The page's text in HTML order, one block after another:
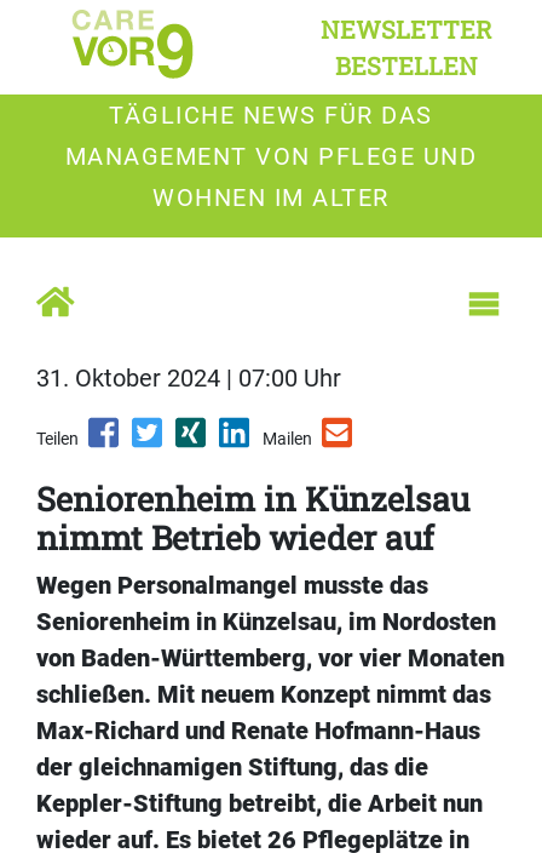
NEWSLETTER
BESTELLEN
TÄGLICHE NEWS FÜR DAS
MANAGEMENT VON PFLEGE UND
WOHNEN IM ALTER
31. Oktober 2024 | 07:00 Uhr
Teilen Mailen
Seniorenheim in Künzelsau
nimmt Betrieb wieder auf
Wegen Personalmangel musste das
Seniorenheim in Künzelsau, im Nordosten
von Baden-Württemberg, vor vier Monaten
schließen. Mit neuem Konzept nimmt das
Max-Richard und Renate Hofmann-Haus
der gleichnamigen Stiftung, das die
Keppler-Stiftung betreibt, die Arbeit nun
wieder auf. Es bietet 26 Pflegeplätze in